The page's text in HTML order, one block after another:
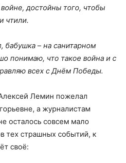
достойны того, чтобы
чтили.
бабушка – на санитарном
понимаю, что такое война и с
всех с Днём Победы.
Лемин пожелал
а журналистам
осталось совсем мало
тех страшных событий, к
своё: